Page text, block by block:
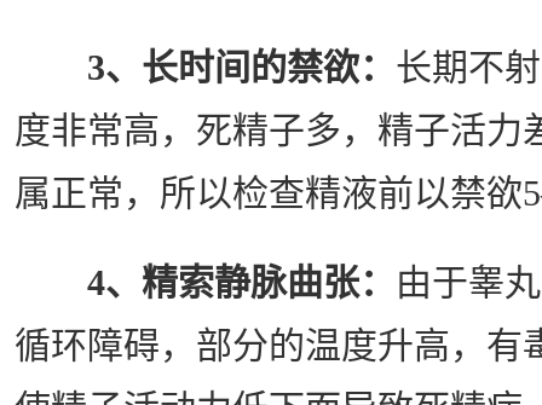
3、长时间的禁欲： 长期不
度非常高，死精子多，精子活力
属正常，所以检查精液前以禁
4、精索静脉曲张： 由于睾
循环障碍，部分的温度升高，有